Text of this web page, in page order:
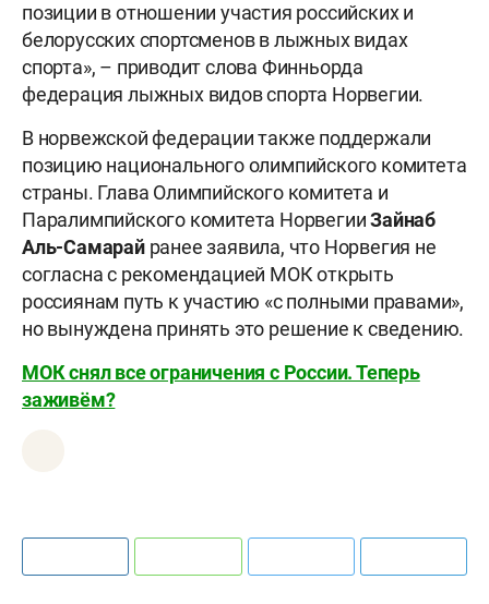
позиции в отношении участия российских и
белорусских спортсменов в лыжных видах
спорта», – приводит слова Финньорда
федерация лыжных видов спорта Норвегии.
В норвежской федерации также поддержали
позицию национального олимпийского комитета
страны. Глава Олимпийского комитета и
Паралимпийского комитета НорвегииЗайнаб
Аль-Самарайранее заявила, что Норвегия не
согласна с рекомендацией МОК открыть
россиянам путь к участию «с полными правами»,
но вынуждена принять это решение к сведению.
МОК снял все ограничения с России. Теперь
заживём?